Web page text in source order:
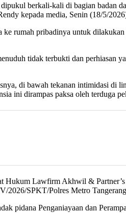
berkali-kali di bagian badan
kepada media, Senin (18/5/
rumah pribadinya untuk
tidak terbukti dan perhiasan
di bawah tekanan intimidasi
ini dirampas paksa oleh terduga
Hukum Lawfirm Akhwil &
2026/SPKT/Polres Metro
pidana Penganiayaan dan